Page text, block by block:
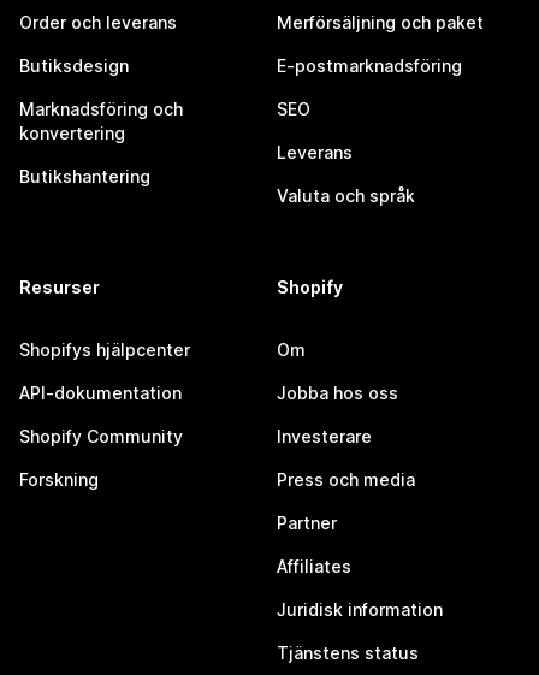
Order och leverans
Butiksdesign
Marknadsföring och
konvertering
Butikshantering
Merförsäljning och paket
E-postmarknadsföring
SEO
Leverans
Valuta och språk
Resurser
Shopifys hjälpcenter
API-dokumentation
Shopify Community
Forskning
Shopify
Om
Jobba hos oss
Investerare
Press och media
Partner
Affiliates
Juridisk information
Tjänstens status